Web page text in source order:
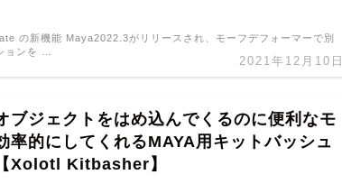
2021年12月10日
の新機能 Maya2022.3がリリースされ、モーフデフォーマーで別
ョンを …
ブジェクトをはめ込んでくるのに便利なモ
率的にしてくれるMAYA用キットバッシュ
Xolotl Kitbasher】